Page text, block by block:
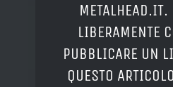
METALHEAD.IT.
LIBERAMENTE
PUBBLICARE UN
QUESTO